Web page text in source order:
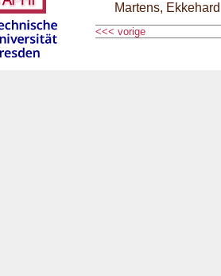
Martens, Ekkehard
<<< vorige